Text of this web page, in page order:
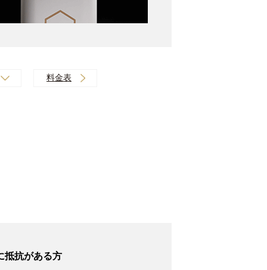
料金表
抵抗がある方